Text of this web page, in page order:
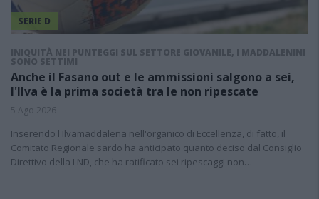
SERIE D
INIQUITÀ NEI PUNTEGGI SUL SETTORE GIOVANILE, I MADDALENINI
SONO SETTIMI
Anche il Fasano out e le ammissioni salgono a sei,
l'Ilva è la prima società tra le non ripescate
5 Ago 2026
Inserendo l'Ilvamaddalena nell'organico di Eccellenza, di fatto, il
Comitato Regionale sardo ha anticipato quanto deciso dal Consiglio
Direttivo della LND, che ha ratificato sei ripescaggi non…